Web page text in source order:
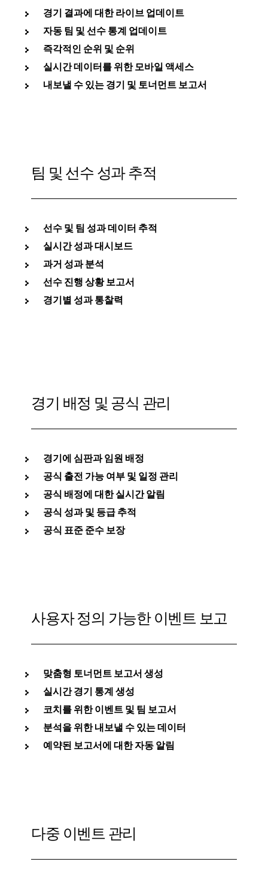
경기 결과에 대한 라이브 업데이트
자동 팀 및 선수 통계 업데이트
즉각적인 순위 및 순위
실시간 데이터를 위한 모바일 액세스
내보낼 수 있는 경기 및 토너먼트 보고서
팀 및 선수 성과 추적
선수 및 팀 성과 데이터 추적
실시간 성과 대시보드
과거 성과 분석
선수 진행 상황 보고서
경기별 성과 통찰력
경기 배정 및 공식 관리
경기에 심판과 임원 배정
공식 출전 가능 여부 및 일정 관리
공식 배정에 대한 실시간 알림
공식 성과 및 등급 추적
공식 표준 준수 보장
사용자 정의 가능한 이벤트 보고
맞춤형 토너먼트 보고서 생성
실시간 경기 통계 생성
코치를 위한 이벤트 및 팀 보고서
분석을 위한 내보낼 수 있는 데이터
예약된 보고서에 대한 자동 알림
다중 이벤트 관리